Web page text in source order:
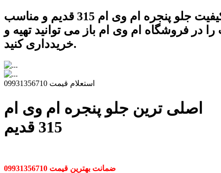
بهترین کیفیت جلو پنجره ام وی ام 315 قدیم و مناسب
در فروشگاه ام وی ام باز می توانید تهیه و
خریدداری کنید.
استعلام قیمت 09931356710
اصلی ترین جلو پنجره ام وی ام
315 قدیم
ضمانت بهترین قیمت 09931356710